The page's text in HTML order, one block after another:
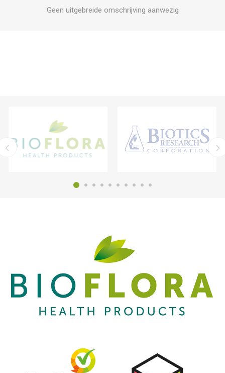
Geen uitgebreide omschrijving aanwezig